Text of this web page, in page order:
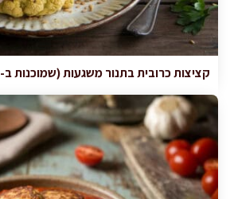
קציצות כרובית בתנור משגעות (שמוכנות ב-35 דקות)